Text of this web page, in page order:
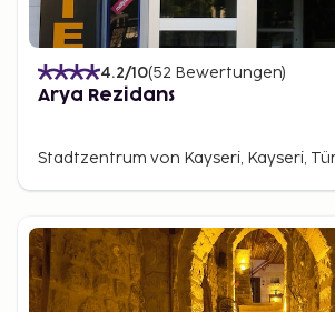
4.2/10(52 Bewertungen)
Arya Rezidans
Stadtzentrum von Kayseri, Kayseri,